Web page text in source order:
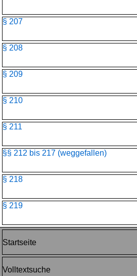
§ 207
§ 208
§ 209
§ 210
§ 211
§§ 212 bis 217 (weggefallen)
§ 218
§ 219
Startseite
Volltextsuche